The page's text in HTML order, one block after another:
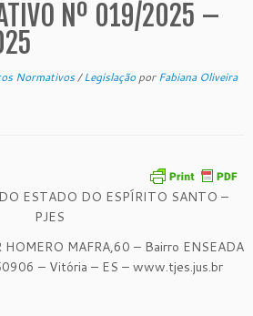
Nº 019/2025 –
Normativos/LegislaçãoporFabiana Oliveira
ESTADO DO ESPÍRITO SANTO –
PJES
HOMERO MAFRA,60 – Bairro ENSEADA
– Vitória – ES – www.tjes.jus.br